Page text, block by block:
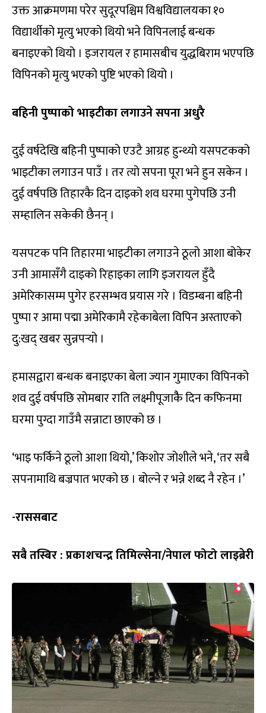
उक्त आक्रमणमा परेर सुदूरपश्चिम विश्वविद्यालयका १०
विद्यार्थीको मृत्यु भएको थियो भने विपिनलाई बन्धक
बनाइएको थियो । इजरायल र हामासबीच युद्धबिराम भएपछि
विपिनको मृत्यु भएको पुष्टि भएको थियो ।
बहिनी पुष्पाको भाइटीका लगाउने सपना अधुरै
दुई वर्षदेखि बहिनी पुष्पाको एउटै आग्रह हुन्थ्यो यसपटकको
भाइटीका लगाउन पाउँ । तर त्यो सपना पूरा भने हुन सकेन ।
दुई वर्षपछि तिहारकै दिन दाइको शव घरमा पुगेपछि उनी
सम्हालिन सकेकी छैनन् ।
यसपटक पनि तिहारमा भाइटीका लगाउने ठूलो आशा बोकेर
उनी आमासँगै दाइको रिहाइका लागि इजरायल हुँदै
अमेरिकासम्म पुगेर हरसम्भव प्रयास गरे । विडम्बना बहिनी
पुष्पा र आमा पद्मा अमेरिकामै रहेकाबेला विपिन अस्ताएको
दु:खद् खबर सुन्नपर्‍यो ।
हमासद्वारा बन्धक बनाइएका बेला ज्यान गुमाएका विपिनको
शव दुई वर्षपछि सोमबार राति लक्ष्मीपूजाकैै दिन कफिनमा
घरमा पुग्दा गाउँमै सन्नाटा छाएको छ ।
‘भाइ फर्किने ठूलो आशा थियो,’ किशोर जोशीले भने, ‘तर सबै
सपनामाथि बज्रपात भएको छ । बोल्ने र भन्ने शब्द नै रहेन ।’
-राससबाट
सबै तस्बिर : प्रकाशचन्द्र तिमिल्सेना/नेपाल फोटो लाइब्रेरी